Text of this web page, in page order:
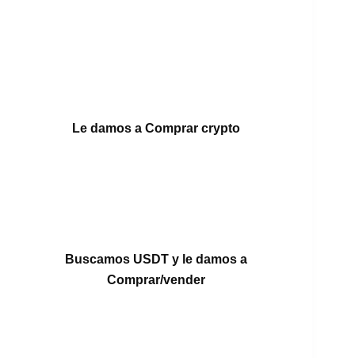
Le damos a Comprar crypto
Buscamos USDT y le damos a
Comprar/vender